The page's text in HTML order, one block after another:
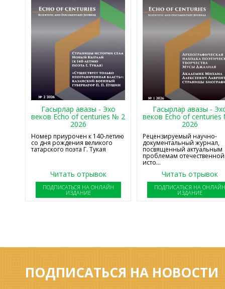
Гасырлар авазы - Эхо
веков Echo of centuries № 2
2026
Номер приурочен к 140-летию
со дня рождения великого
татарского поэта Г. Тукая
Читать отрывок
ПОДПИСАТЬСЯ НА ОНЛАЙН
ИЗДАНИЕ
Гасырлар авазы -
веков Echo of
2026
Рецензируемый научно-
документальный журнал,
посвященный актуальным
проблемам отечественной
исто...
Читать отрывок
ПОДПИСАТЬСЯ НА
ИЗДАНИЕ
ПОДПИСАТЬСЯ НА НОВОСТИ